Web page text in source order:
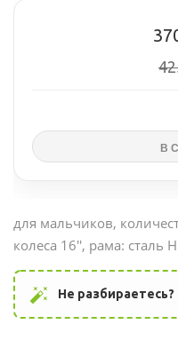
для мальчиков,
колеса 16'', рама: сталь
auto_fix_high Не